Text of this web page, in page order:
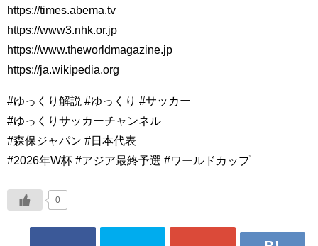
https://times.abema.tv
https://www3.nhk.or.jp
https://www.theworldmagazine.jp
https://ja.wikipedia.org
#ゆっくり解説 #ゆっくり #サッカー
#ゆっくりサッカーチャンネル
#森保ジャパン #日本代表
#2026年W杯 #アジア最終予選 #ワールドカップ
0